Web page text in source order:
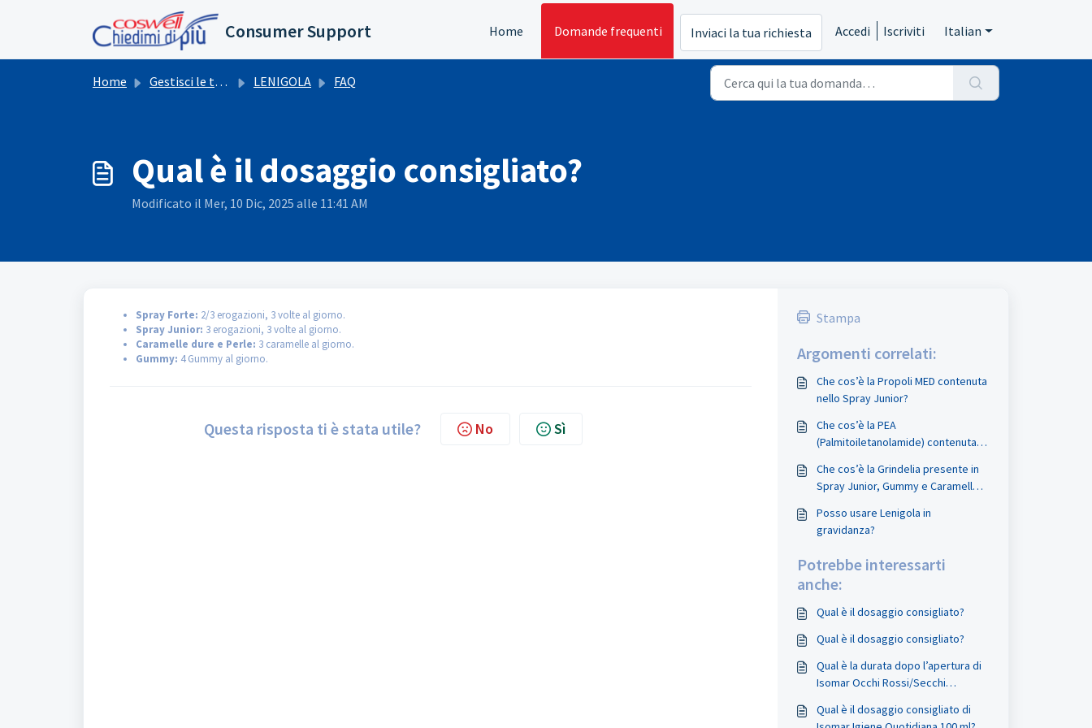
Salta al contenuto principale
Consumer Support Home Domande frequenti Inviaci la tua richiesta Accedi Iscriviti Italian
Home Gestisci le tue richieste LENIGOLA FAQ
Qual è il dosaggio consigliato?
Modificato il Mer, 10 Dic, 2025 alle 11:41 AM
Spray Forte: 2/3 erogazioni, 3 volte al giorno.
Spray Junior: 3 erogazioni, 3 volte al giorno.
Caramelle dure e Perle: 3 caramelle al giorno.
Gummy: 4 Gummy al giorno.
Questa risposta ti è stata utile? No Sì
Stampa
Argomenti correlati:
Che cos’è la Propoli MED contenuta
nello Spray Junior?
Che cos’è la PEA
(Palmitoiletanolamide) contenuta
Che cos’è la Grindelia presente in
Spray Junior, Gummy e Caramelle
Posso usare Lenigola in
gravidanza?
Potrebbe interessarti
anche:
Qual è il dosaggio consigliato?
Qual è il dosaggio consigliato?
Qual è la durata dopo l’apertura di
Isomar Occhi Rossi/Secchi
Qual è il dosaggio consigliato di